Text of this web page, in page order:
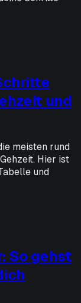
und
meisten rund
Hier ist
und
So gehst